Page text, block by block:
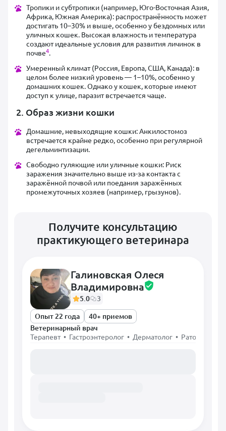
Тропики и субтропики (например, Юго-Восточная Азия,
Африка, Южная Америка): распространённость может
достигать 10–30% и выше, особенно у бездомных или
уличных кошек. Высокая влажность и температура
создают идеальные условия для развития личинок в
почве4.
Умеренный климат (Россия, Европа, США, Канада): в
целом более низкий уровень — 1–10%, особенно у
домашних кошек. Однако у кошек, которые имеют
доступ к улице, паразит встречается чаще.
2. Образ жизни кошки
Домашние, невыходящие кошки: Анкилостомоз
встречается крайне редко, особенно при регулярной
дегельминтизации.
Свободно гуляющие или уличные кошки: Риск
заражения значительно выше из-за контакта с
заражённой почвой или поедания заражённых
промежуточных хозяев (например, грызунов).
Получите консультацию
практикующего ветеринара
Галиновская Олеся
Владимировна
5.0
3
Опыт 22 года
40+ приемов
Ветеринарный врач
Терапевт • Гастроэнтеролог • Дерматолог • Ратолог •